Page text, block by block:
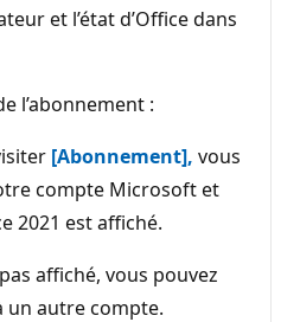
et l’état d’Office dans
l’abonnement :
[Abonnement], vous
compte Microsoft et
2021 est affiché.
affiché, vous pouvez
un autre compte.